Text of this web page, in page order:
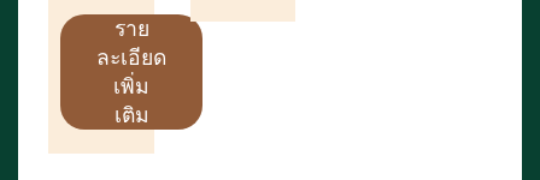
ราย
ละเอียด
เพิ่ม
เติม